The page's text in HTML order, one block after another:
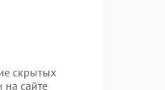
скрытых
на сайте